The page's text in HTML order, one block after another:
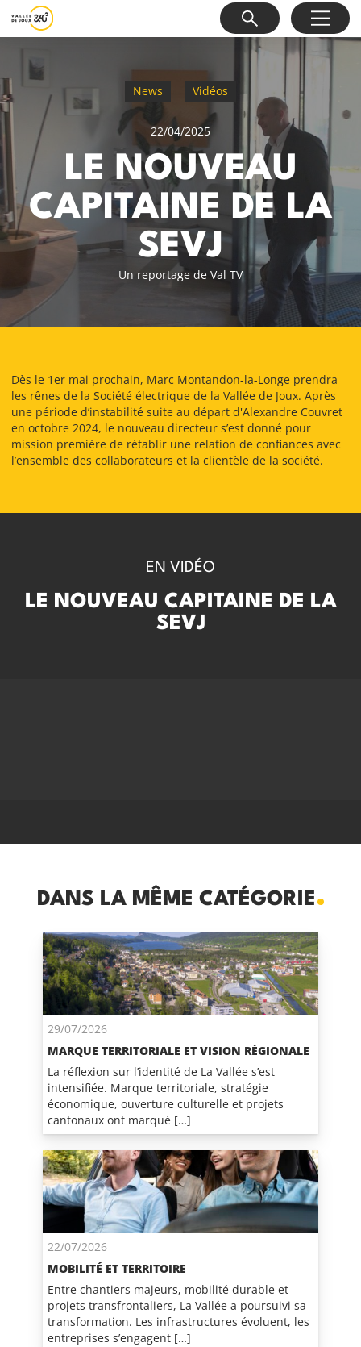
News Vidéos
22/04/2025
LE NOUVEAU
CAPITAINE DE LA
SEVJ
Un reportage de Val TV
Dès le 1er mai prochain, Marc Montandon-la-Longe prendra
les rênes de la Société électrique de la Vallée de Joux. Après
une période d’instabilité suite au départ d'Alexandre Couvret
en octobre 2024, le nouveau directeur s’est donné pour
mission première de rétablir une relation de confiances avec
l’ensemble des collaborateurs et la clientèle de la société.
EN VIDÉO
LE NOUVEAU CAPITAINE DE LA
SEVJ
DANS LA MÊME CATÉGORIE
29/07/2026
MARQUE TERRITORIALE ET VISION RÉGIONALE
La réflexion sur l’identité de La Vallée s’est
intensifiée. Marque territoriale, stratégie
économique, ouverture culturelle et projets
cantonaux ont marqué […]
22/07/2026
MOBILITÉ ET TERRITOIRE
Entre chantiers majeurs, mobilité durable et
projets transfrontaliers, La Vallée a poursuivi sa
transformation. Les infrastructures évoluent, les
entreprises s’engagent […]